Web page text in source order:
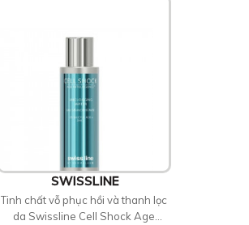
SWISSLINE
Tinh chất vỗ phục hồi và thanh lọc
da Swissline Cell Shock Age